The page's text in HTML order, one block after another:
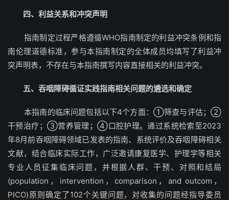
四、利益关系和冲突声明
指南制定过程严格遵循WHO指南制定的利益冲突条例和指
南伦理道德标准，参与本指南制定的全体成员均填写了利益冲
突声明表，不存在与本指南撰写内容直接相关的利益冲突。
五、吞咽障碍循证实践指南相关问题的遴选和确定
本指南的临床问题包括以下4个方面：①筛查与评估；②
干预治疗；③营养管理；④口腔护理。通过系统检索至2023
年8月前吞咽障碍领域已发表的指南、系统评价及吞咽障碍相关
文献，结合临床实际工作，广泛邀请康复医学、护理学等相关
专业人员征集临床问题，并根据人群、干预、对照和结局
(population，intervention，comparison，and outcom，
PICO)原则确定了102个关键问题，对收集的问题经指导委员